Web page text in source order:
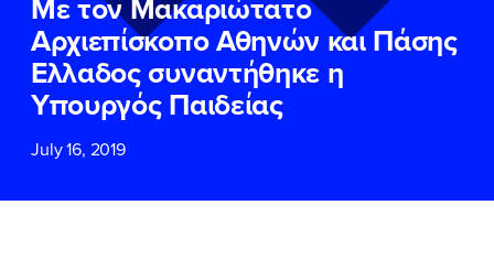
Αρχιεπίσκοπο Αθηνών και Πάσης
Ελλαδος συναντήθηκε η
Υπουργός Παιδείας
July 16, 2019
ΕΠΙΘΕΤΟ*
ΤΗΛΕΦΩΝΟ*
ΕΠΙΘΕΤΟ*
ΤΗΛΕΦΩΝΟ